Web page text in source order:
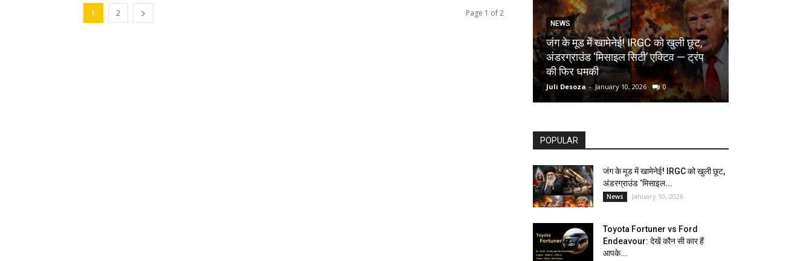
1 2 Page 1 of 2
NEWS
जंग के मूड में खामेनेई! IRGC को खुली छूट,
अंडरग्राउंड ‘मिसाइल सिटी’ एक्टिव — ट्रंप
की फिर धमकी
Juli Desoza - January 10, 2026 0
POPULAR
जंग के मूड में खामेनेई! IRGC को खुली छूट,
अंडरग्राउंड ‘मिसाइल...
News January 10, 2026
Toyota Fortuner vs Ford
Endeavour: देखें कौन सी कार हैं
आपके...